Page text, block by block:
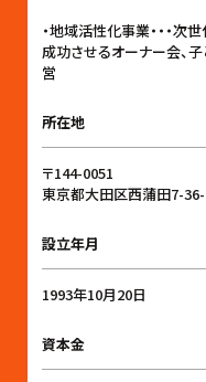
・地域活性化事業・・・
成功させるオーナー会、子
営
所在地
〒144-0051
東京都大田区西蒲田7-36-
設立年月
1993年10月20日
資本金